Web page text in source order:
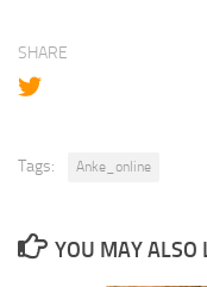
SHARE
Tags: Anke_online
YOU MAY ALSO